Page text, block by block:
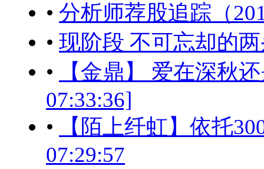
• 分析师荐股追踪（
• 现阶段 不可忘却的
•
【金鼎】 爱在深秋
07:33:36]
•
【陌上纤虹】依托
07:29:57